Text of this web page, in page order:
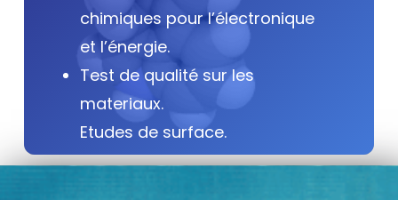
chimiques pour l’électronique
et l’énergie.
Test de qualité sur les
materiaux.
Etudes de surface.